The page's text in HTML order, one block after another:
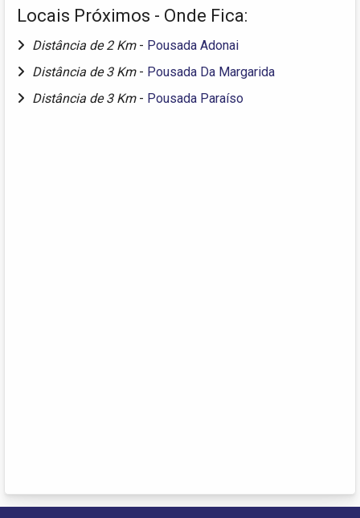
Locais Próximos - Onde Fica:
Distância de 2 Km - Pousada Adonai
Distância de 3 Km - Pousada Da Margarida
Distância de 3 Km - Pousada Paraíso